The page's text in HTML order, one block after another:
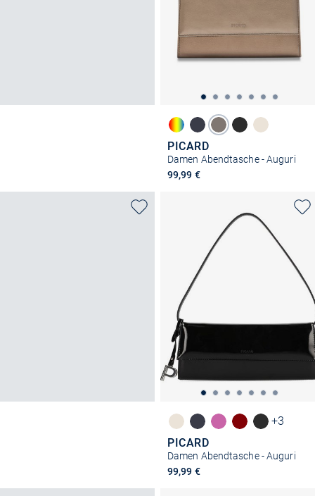
PICARD
Damen Abendtasche - Auguri
99,99 €
+3
PICARD
Damen Abendtasche - Auguri
99,99 €